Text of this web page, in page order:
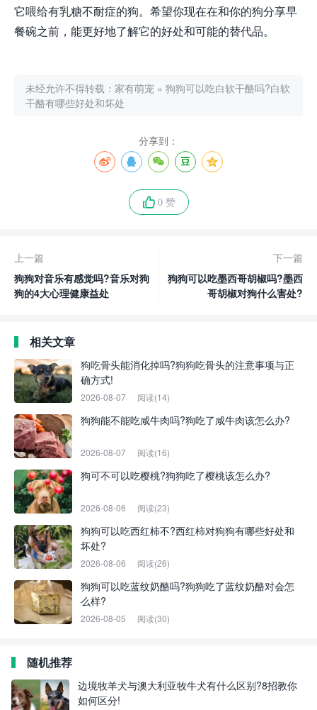
它喂给有乳糖不耐症的狗。希望你现在在和你的狗分享早
餐碗之前，能更好地了解它的好处和可能的替代品。
未经允许不得转载： 家有萌宠 » 狗狗可以吃白软干酪吗?白软
干酪有哪些好处和坏处
分享到：
0 赞
上一篇
狗狗对音乐有感觉吗?音乐对狗
狗的4大心理健康益处
下一篇
狗狗可以吃墨西哥胡椒吗?墨西
哥胡椒对狗什么害处?
相关文章
狗吃骨头能消化掉吗?狗狗吃骨头的注意事项与正
确方式!
2026-08-07 阅读(14)
狗狗能不能吃咸牛肉吗?狗吃了咸牛肉该怎么办?
2026-08-07 阅读(16)
狗可不可以吃樱桃?狗狗吃了樱桃该怎么办?
2026-08-06 阅读(23)
狗狗可以吃西红柿不?西红柿对狗狗有哪些好处和
坏处?
2026-08-06 阅读(26)
狗狗可以吃蓝纹奶酪吗?狗狗吃了蓝纹奶酪对会怎
么样?
2026-08-05 阅读(30)
随机推荐
边境牧羊犬与澳大利亚牧牛犬有什么区别?8招教你
如何区分!